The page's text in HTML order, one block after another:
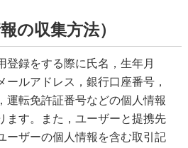
の収集方法）
登録をする際に氏名，生年月
ールアドレス，銀行口座番号，
運転免許証番号などの個人情報
ます。また，ユーザーと提携先
ーザーの個人情報を含む取引記